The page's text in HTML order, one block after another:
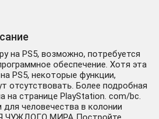
на PS5, возможно, потребуется
обеспечение. Хотя эта
PS5, некоторые функции,
отсутствовать. Более подробная
на странице PlayStation. com/bc.
человечества в колонии